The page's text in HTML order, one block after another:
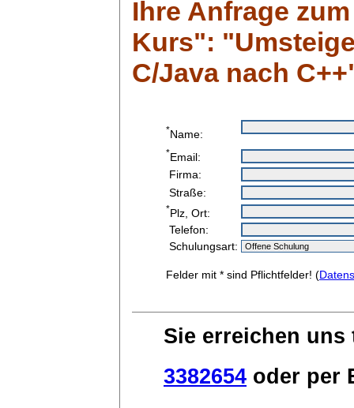
Ihre Anfrage
Kurs":
C/Java nach
*Name:
*Email:
Firma:
Straße:
*Plz, Ort:
Telefon:
Schulungsart:
Felder mit * sind Pflichtfelder! (
Sie erreichen
3382654 oder per